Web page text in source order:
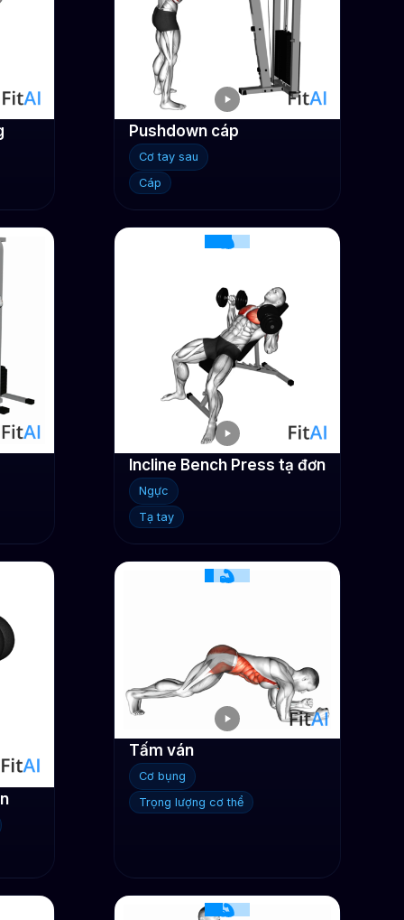
Pushdown cáp
Cơ tay sau
Cáp
Incline Bench Press tạ đơn
Ngực
Tạ tay
Tấm ván
Cơ bụng
Trọng lượng cơ thể